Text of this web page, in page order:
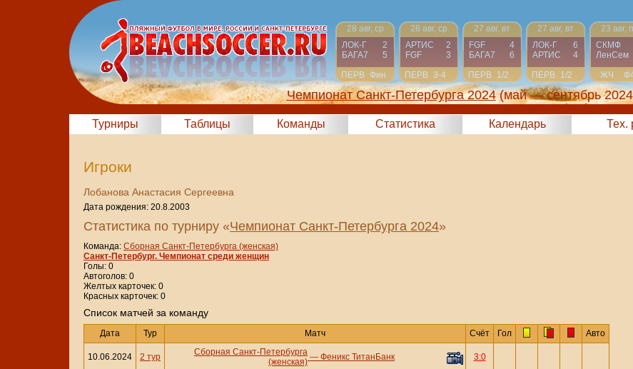
28 авг, ср
ЛОК-Г
2
БАГА7
5
ПЕРВ Фин
28 авг, ср
АРТИС
2
FGF
3
ПЕРВ 3-4
27 авг, вт
FGF
4
БАГА7
6
ПЕРВ
1/2
27 авг, вт
ЛОК-Г
6
АРТИС
4
ПЕРВ
1/2
23 авг,
СКМФ
ЛенСем
ЖЧ
Чемпионат Санкт-Петербурга 2024 (май — сентябрь
Турниры Таблицы Команды Статистика Календарь Тех.
Игроки
Лобанова Анастасия Сергеевна
Дата рождения: 20.8.2003
Статистика по турниру «Чемпионат Санкт-Петербурга 2024»
Команда: Сборная Санкт-Петербурга (женская)
Санкт-Петербург. Чемпионат среди женщин
Голы: 0
Автоголов: 0
Желтых карточек: 0
Красных карточек: 0
Cписок матчей за команду
Дата Тур Матч Счёт Гол Авто
10.06.2024 2 тур
Сборная Санкт-Петербурга
(женская) — Феникс ТитанБанк 3:0